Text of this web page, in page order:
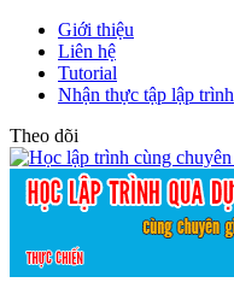
Giới thiệu
Liên hệ
Tutorial
Nhận thực tập lập trình
Theo dõi